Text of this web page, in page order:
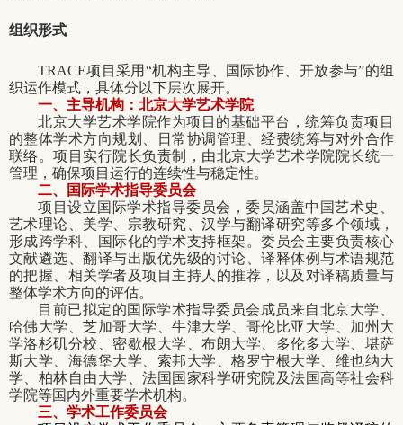
组织形式
TRACE项目采用“机构主导、国际协作、开放参与”的组
织运作模式，具体分以下层次展开。
一、主导机构：北京大学艺术学院
北京大学艺术学院作为项目的基础平台，统筹负责项目
的整体学术方向规划、日常协调管理、经费统筹与对外合作
联络。项目实行院长负责制，由北京大学艺术学院院长统一
管理，确保项目运行的连续性与稳定性。
二、国际学术指导委员会
项目设立国际学术指导委员会，委员涵盖中国艺术史、
艺术理论、美学、宗教研究、汉学与翻译研究等多个领域，
形成跨学科、国际化的学术支持框架。委员会主要负责核心
文献遴选、翻译与出版优先级的讨论、译释体例与术语规范
的把握、相关学者及项目主持人的推荐，以及对译稿质量与
整体学术方向的评估。
目前已拟定的国际学术指导委员会成员来自北京大学、
哈佛大学、芝加哥大学、牛津大学、哥伦比亚大学、加州大
学洛杉矶分校、密歇根大学、布朗大学、多伦多大学、堪萨
斯大学、海德堡大学、索邦大学、格罗宁根大学、维也纳大
学、柏林自由大学、法国国家科学研究院及法国高等社会科
学院等国内外重要学术机构。
三、学术工作委员会